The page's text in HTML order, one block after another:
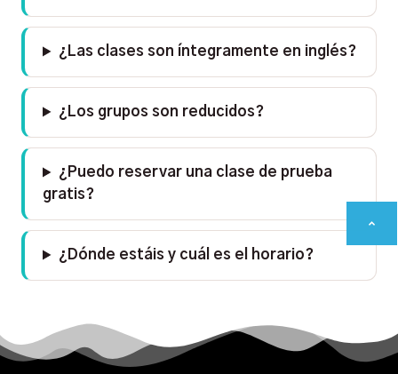
¿Las clases son íntegramente en inglés?
¿Los grupos son reducidos?
¿Puedo reservar una clase de prueba
gratis?
¿Dónde estáis y cuál es el horario?